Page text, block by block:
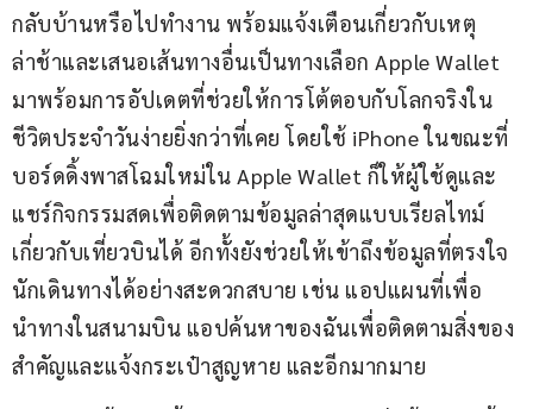
กลับบ้านหรือไปทำงาน พร้อมแจ้งเตือนเกี่ยวกับเหตุ
ล่าช้าและเสนอเส้นทางอื่นเป็นทางเลือก Apple Wallet
มาพร้อมการอัปเดตที่ช่วยให้การโต้ตอบกับโลกจริงใน
ชีวิตประจำวันง่ายยิ่งกว่าที่เคย โดยใช้ iPhone ในขณะที่
บอร์ดดิ้งพาสโฉมใหม่ใน Apple Wallet ก็ให้ผู้ใช้ดูและ
แชร์กิจกรรมสดเพื่อติดตามข้อมูลล่าสุดแบบเรียลไทม์
เกี่ยวกับเที่ยวบินได้ อีกทั้งยังช่วยให้เข้าถึงข้อมูลที่ตรงใจ
นักเดินทางได้อย่างสะดวกสบาย เช่น แอปแผนที่เพื่อ
นำทางในสนามบิน แอปค้นหาของฉันเพื่อติดตามสิ่งของ
สำคัญและแจ้งกระเป๋าสูญหาย และอีกมากมาย